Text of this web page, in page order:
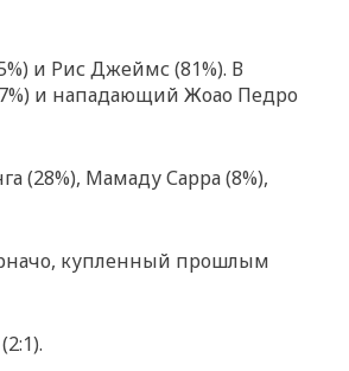
и Рис Джеймс (81%). В
и нападающий Жоао Педро
(28%), Мамаду Сарра (8%),
купленный прошлым